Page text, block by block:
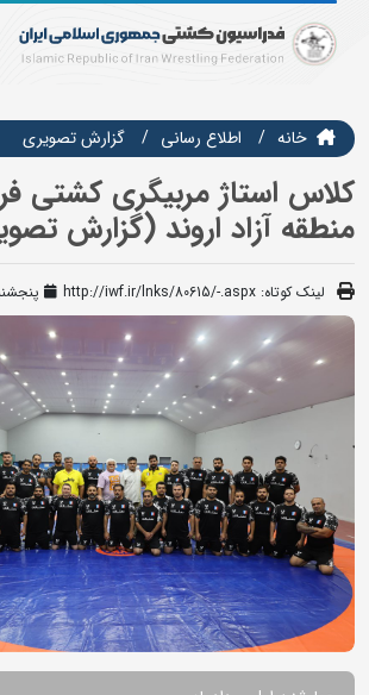
خانه اطلاع رسانی گزارش تصويري
کلاس استاژ مربیگری کشتی
منطقه آزاد اروند (گزارش
لینک کوتاه: http://iwf.ir/lnks/80615/-.aspx پنجشنبه ۲